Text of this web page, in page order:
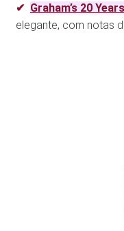
Graham’s 20
elegante, com notas